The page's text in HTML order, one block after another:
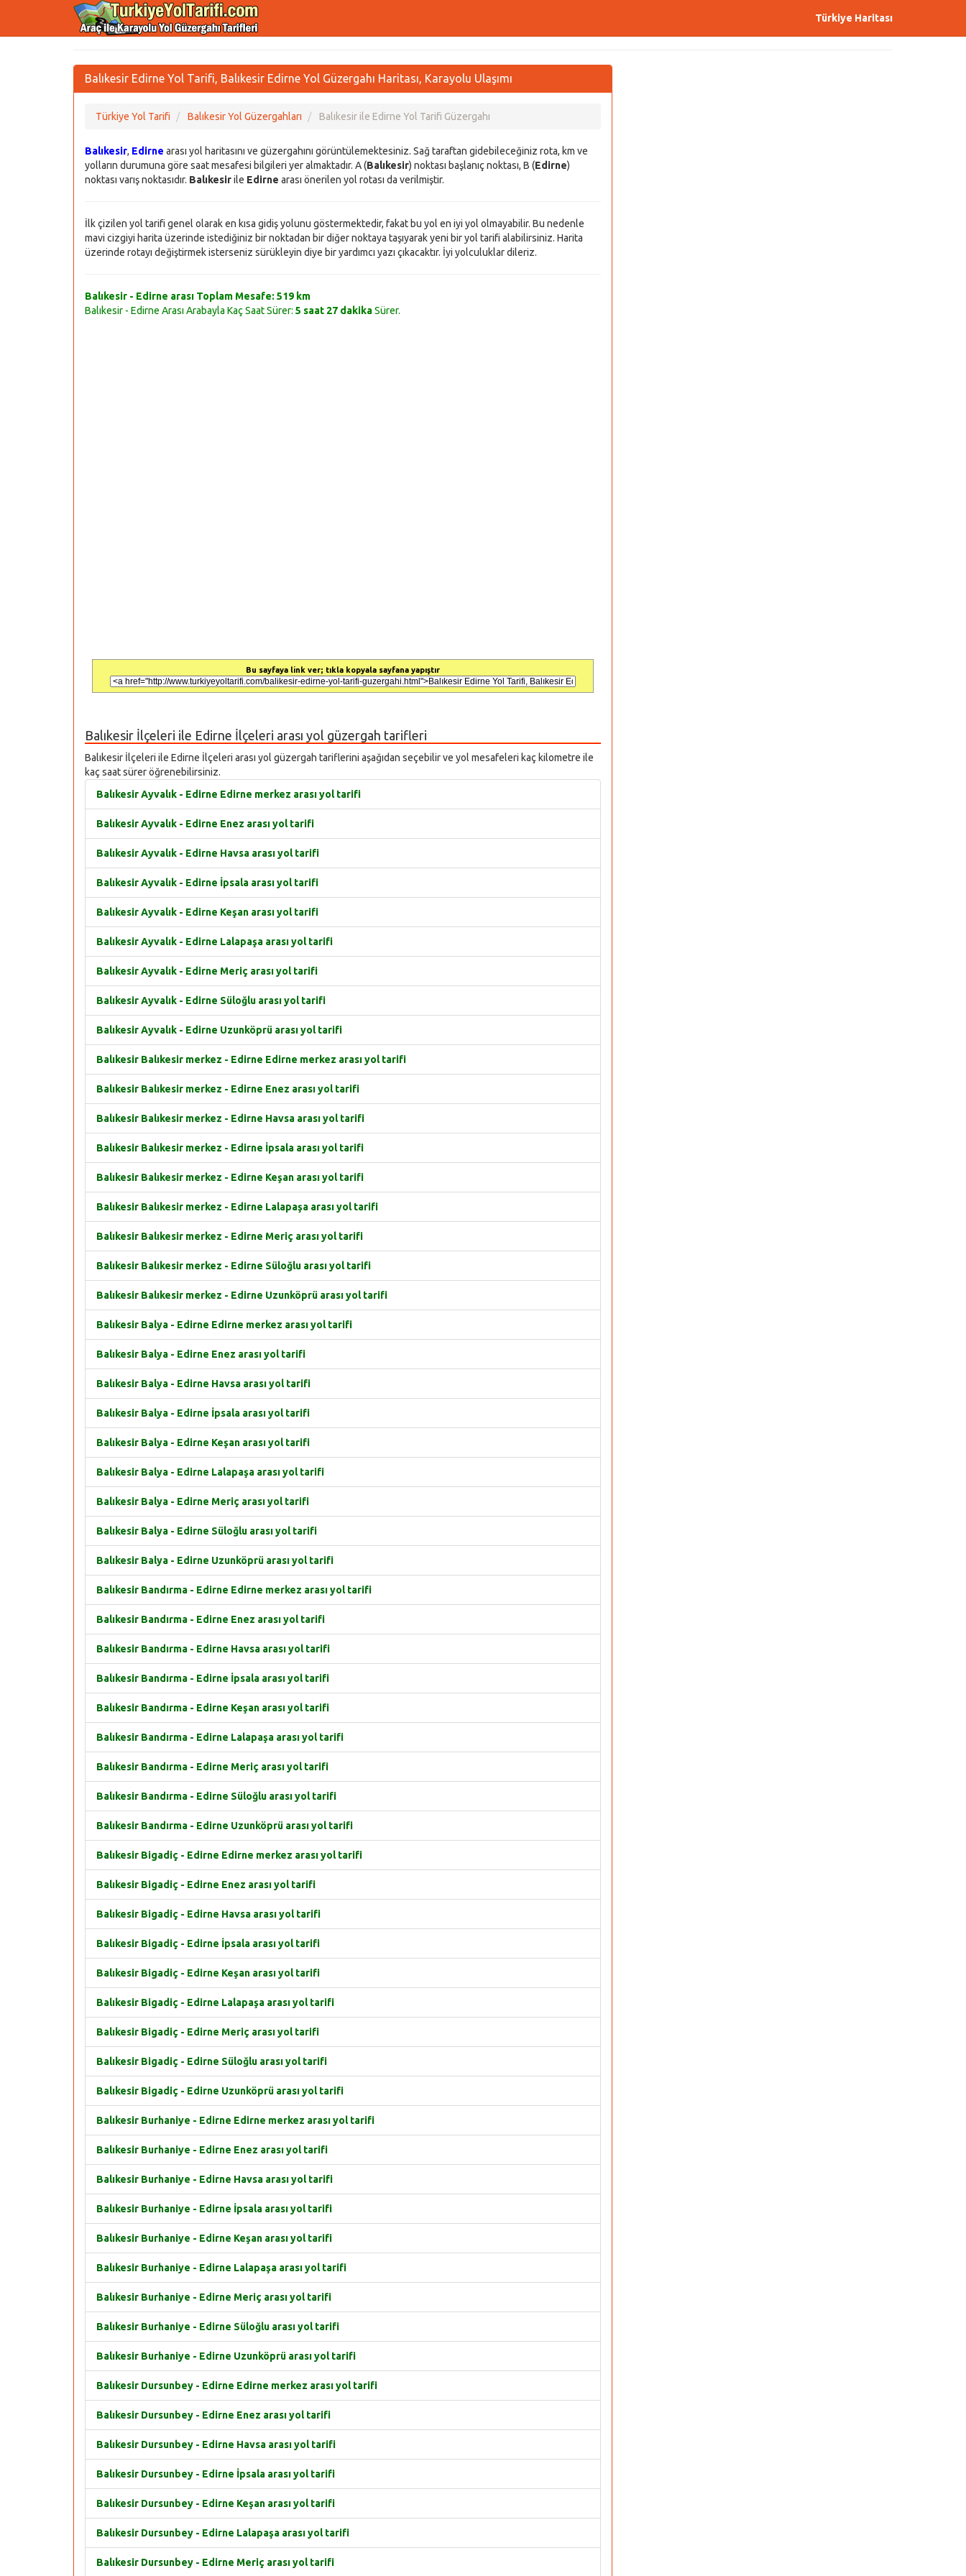
Türkiye Haritası
Balıkesir Edirne Yol Tarifi, Balıkesir Edirne Yol Güzergahı Haritası, Karayolu Ulaşımı
Türkiye Yol Tarifi Balıkesir Yol Güzergahları Balıkesir ile Edirne Yol Tarifi Güzergahı
Balıkesir, Edirne arası yol haritasını ve güzergahını görüntülemektesiniz. Sağ taraftan gidebileceğiniz rota, km ve
yolların durumuna göre saat mesafesi bilgileri yer almaktadır. A (Balıkesir) noktası başlanıç noktası, B (Edirne)
noktası varış noktasıdır. Balıkesirile Edirne arası önerilen yol rotası da verilmiştir.
İlk çizilen yol tarifi genel olarak en kısa gidiş yolunu göstermektedir, fakat bu yol en iyi yol olmayabilir. Bu nedenle
mavi cizgiyi harita üzerinde istediğiniz bir noktadan bir diğer noktaya taşıyarak yeni bir yol tarifi alabilirsiniz. Harita
üzerinde rotayı değiştirmek isterseniz sürükleyin diye bir yardımcı yazı çıkacaktır. İyi yolculuklar dileriz.
Balıkesir - Edirne arası Toplam Mesafe: 519 km
Balıkesir - Edirne Arası Arabayla Kaç Saat Sürer: 5 saat 27 dakikaSürer.
Bu sayfaya link ver; tıkla kopyala sayfana yapıştır
Balıkesir İlçeleri ile Edirne İlçeleri arası yol güzergah tarifleri
Balıkesir İlçeleri ile Edirne İlçeleri arası yol güzergah tariflerini aşağıdan seçebilir ve yol mesafeleri kaç kilometre ile
kaç saat sürer öğrenebilirsiniz.
Balıkesir Ayvalık - Edirne Edirne merkez arası yol tarifi
Balıkesir Ayvalık - Edirne Enez arası yol tarifi
Balıkesir Ayvalık - Edirne Havsa arası yol tarifi
Balıkesir Ayvalık - Edirne İpsala arası yol tarifi
Balıkesir Ayvalık - Edirne Keşan arası yol tarifi
Balıkesir Ayvalık - Edirne Lalapaşa arası yol tarifi
Balıkesir Ayvalık - Edirne Meriç arası yol tarifi
Balıkesir Ayvalık - Edirne Süloğlu arası yol tarifi
Balıkesir Ayvalık - Edirne Uzunköprü arası yol tarifi
Balıkesir Balıkesir merkez - Edirne Edirne merkez arası yol tarifi
Balıkesir Balıkesir merkez - Edirne Enez arası yol tarifi
Balıkesir Balıkesir merkez - Edirne Havsa arası yol tarifi
Balıkesir Balıkesir merkez - Edirne İpsala arası yol tarifi
Balıkesir Balıkesir merkez - Edirne Keşan arası yol tarifi
Balıkesir Balıkesir merkez - Edirne Lalapaşa arası yol tarifi
Balıkesir Balıkesir merkez - Edirne Meriç arası yol tarifi
Balıkesir Balıkesir merkez - Edirne Süloğlu arası yol tarifi
Balıkesir Balıkesir merkez - Edirne Uzunköprü arası yol tarifi
Balıkesir Balya - Edirne Edirne merkez arası yol tarifi
Balıkesir Balya - Edirne Enez arası yol tarifi
Balıkesir Balya - Edirne Havsa arası yol tarifi
Balıkesir Balya - Edirne İpsala arası yol tarifi
Balıkesir Balya - Edirne Keşan arası yol tarifi
Balıkesir Balya - Edirne Lalapaşa arası yol tarifi
Balıkesir Balya - Edirne Meriç arası yol tarifi
Balıkesir Balya - Edirne Süloğlu arası yol tarifi
Balıkesir Balya - Edirne Uzunköprü arası yol tarifi
Balıkesir Bandırma - Edirne Edirne merkez arası yol tarifi
Balıkesir Bandırma - Edirne Enez arası yol tarifi
Balıkesir Bandırma - Edirne Havsa arası yol tarifi
Balıkesir Bandırma - Edirne İpsala arası yol tarifi
Balıkesir Bandırma - Edirne Keşan arası yol tarifi
Balıkesir Bandırma - Edirne Lalapaşa arası yol tarifi
Balıkesir Bandırma - Edirne Meriç arası yol tarifi
Balıkesir Bandırma - Edirne Süloğlu arası yol tarifi
Balıkesir Bandırma - Edirne Uzunköprü arası yol tarifi
Balıkesir Bigadiç - Edirne Edirne merkez arası yol tarifi
Balıkesir Bigadiç - Edirne Enez arası yol tarifi
Balıkesir Bigadiç - Edirne Havsa arası yol tarifi
Balıkesir Bigadiç - Edirne İpsala arası yol tarifi
Balıkesir Bigadiç - Edirne Keşan arası yol tarifi
Balıkesir Bigadiç - Edirne Lalapaşa arası yol tarifi
Balıkesir Bigadiç - Edirne Meriç arası yol tarifi
Balıkesir Bigadiç - Edirne Süloğlu arası yol tarifi
Balıkesir Bigadiç - Edirne Uzunköprü arası yol tarifi
Balıkesir Burhaniye - Edirne Edirne merkez arası yol tarifi
Balıkesir Burhaniye - Edirne Enez arası yol tarifi
Balıkesir Burhaniye - Edirne Havsa arası yol tarifi
Balıkesir Burhaniye - Edirne İpsala arası yol tarifi
Balıkesir Burhaniye - Edirne Keşan arası yol tarifi
Balıkesir Burhaniye - Edirne Lalapaşa arası yol tarifi
Balıkesir Burhaniye - Edirne Meriç arası yol tarifi
Balıkesir Burhaniye - Edirne Süloğlu arası yol tarifi
Balıkesir Burhaniye - Edirne Uzunköprü arası yol tarifi
Balıkesir Dursunbey - Edirne Edirne merkez arası yol tarifi
Balıkesir Dursunbey - Edirne Enez arası yol tarifi
Balıkesir Dursunbey - Edirne Havsa arası yol tarifi
Balıkesir Dursunbey - Edirne İpsala arası yol tarifi
Balıkesir Dursunbey - Edirne Keşan arası yol tarifi
Balıkesir Dursunbey - Edirne Lalapaşa arası yol tarifi
Balıkesir Dursunbey - Edirne Meriç arası yol tarifi